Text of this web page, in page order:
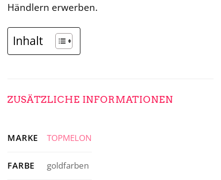
Händlern erwerben.
Inhalt
ZUSÄTZLICHE INFORMATIONEN
MARKE TOPMELON
FARBE goldfarben